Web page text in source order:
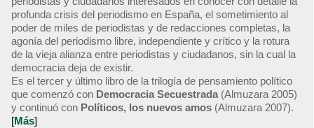
profunda crisis del periodismo en España, el sometimiento al
poder de miles de periodistas y de redacciones completas, la
agonía del periodismo libre, independiente y crítico y la rotura
de la vieja alianza entre periodistas y ciudadanos, sin la cual la
democracia deja de existir.
Es el tercer y último libro de la trilogía de pensamiento político
que comenzó con Democracia Secuestrada (Almuzara 2005)
y continuó con Políticos, los nuevos amos (Almuzara 2007).
[Más]